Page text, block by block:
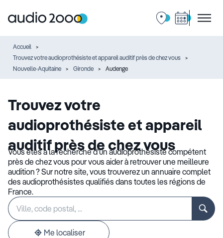
Accueil
Trouvez votre audioprothésiste et appareil auditif près de chez vous
Nouvelle-Aquitaine
Gironde Audenge
Trouvez votre
audioprothésiste et appareil
auditif près de chez vous
Vous êtes à la recherche d’un audioprothésiste compétent
près de chez vous pour vous aider à retrouver une meilleure
audition ? Sur notre site, vous trouverez un annuaire complet
des audioprothésistes qualifiés dans toutes les régions de
France.
Rechercher
établissement
Veuillez
renseigner
une
adresse
Me localiser